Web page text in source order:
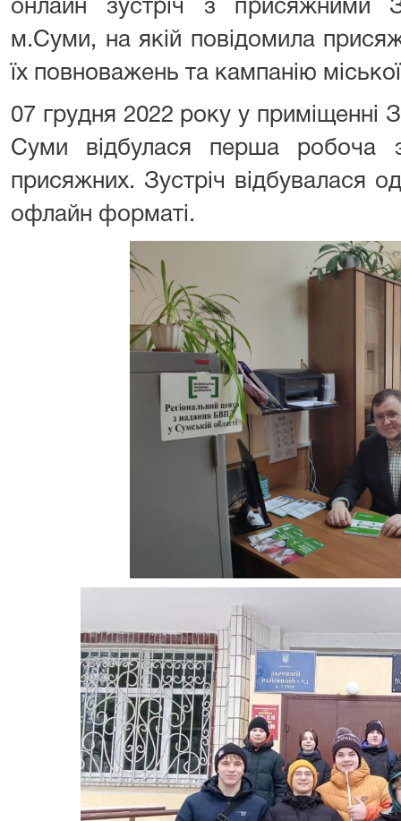
онлайн зустріч з присяжними
м.Суми, на якій повідомила
їх повноважень та кампанію
07 грудня 2022 року у приміщенні
Суми відбулася перша робоча
присяжних. Зустріч відбувалася
офлайн форматі.